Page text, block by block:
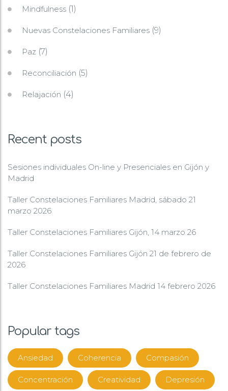
Mindfulness (1)
Nuevas Constelaciones Familiares (9)
Paz (7)
Reconciliación (5)
Relajación (4)
Recent posts
Sesiones individuales On-line y Presenciales en Gijón y
Madrid
Taller Constelaciones Familiares Madrid, sábado 21
marzo 2026
Taller Constelaciones Familiares Gijón, 14 marzo 26
Taller Constelaciones Familiares Gijón 21 de febrero de
2026
Taller Constelaciones Familiares Madrid 14 febrero 2026
Popular tags
Ansiedad Coherencia Compasión
Concentración Creatividad Depresión